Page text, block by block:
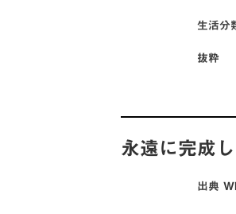
生活分
抜粋
永遠に完成
出典